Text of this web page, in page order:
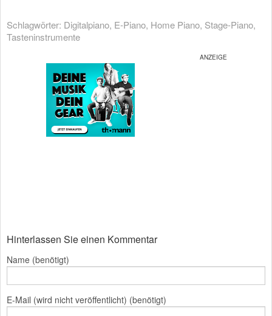
Schlagwörter: Digitalpiano, E-Piano, Home Piano, Stage-Piano,
Tasteninstrumente
Hinterlassen Sie einen Kommentar
Name (benötigt)
E-Mail (wird nicht veröffentlicht) (benötigt)